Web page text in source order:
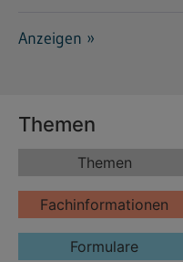
Anzeigen »
Themen
Themen
Fachinformationen
Formulare